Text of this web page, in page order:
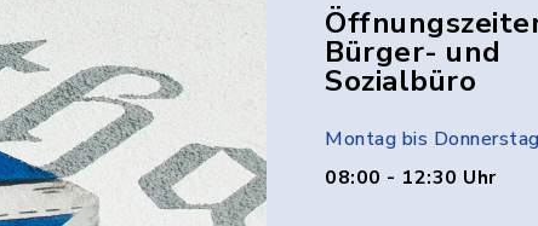
Bürger- und
Sozialbüro
Montag bis
08:00 - 12:30 Uhr